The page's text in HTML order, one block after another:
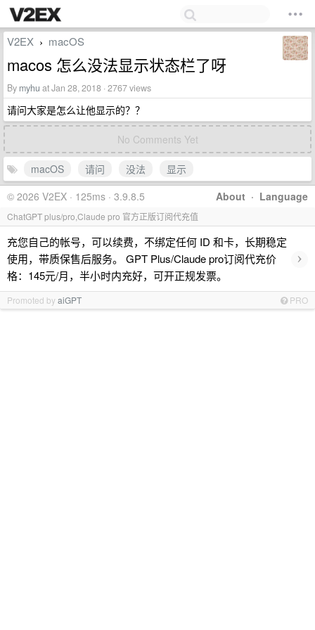
V2EX › macOS
macos 怎么没法显示状态栏了呀
By myhu at Jan 28, 2018 · 2767 views
请问大家是怎么让他显示的？？
No Comments Yet
macOS 请问 没法
显示
About · Language
© 2026 V2EX · 125ms · 3.9.8.5
ChatGPT plus/pro,Claude pro 官方正版订阅代充值
充您自己的帐号，可以续费，不绑定任何 ID 和卡，长期稳定
使用，带质保售后服务。 GPT Plus/Claude pro订阅代充价
格：145元/月，半小时内充好，可开正规发票。
›
Promoted byaiGPT PRO